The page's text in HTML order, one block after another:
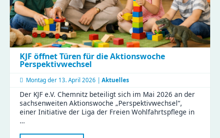
KJF öffnet Türen für die Aktionswoche
Perspektivwechsel
Montag der 13. April 2026 | Aktuelles
Der KJF e.V. Chemnitz beteiligt sich im Mai 2026 an der
sachsenweiten Aktionswoche „Perspektivwechsel“,
einer Initiative der Liga der Freien Wohlfahrtspflege in
…